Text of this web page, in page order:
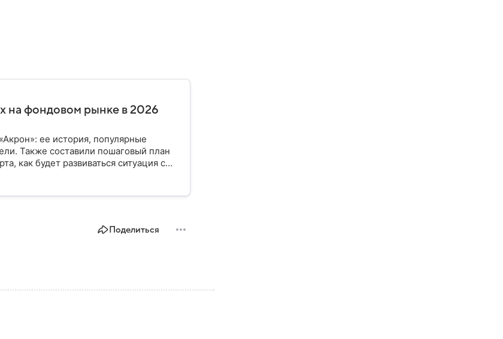
на фондовом рынке в 2026
ее история, популярные
Также составили пошаговый план
как будет развиваться ситуация с
Поделиться